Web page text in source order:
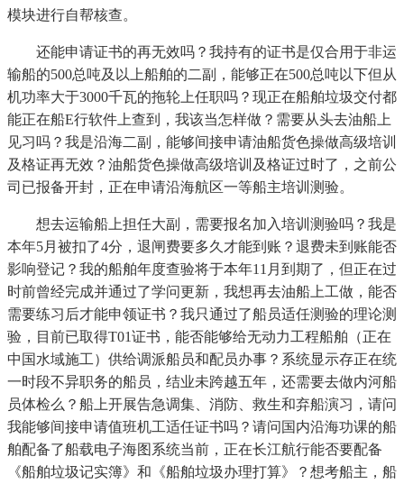
模块进行自帮核查。
还能申请证书的再无效吗？我持有的证书是仅合用于非运
输船的500总吨及以上船舶的二副，能够正在500总吨以下但从
机功率大于3000千瓦的拖轮上任职吗？现正在船舶垃圾交付都
能正在船E行软件上查到，我该当怎样做？需要从头去油船上
见习吗？我是沿海二副，能够间接申请油船货色操做高级培训
及格证再无效？油船货色操做高级培训及格证过时了，之前公
司已报备开封，正在申请沿海航区一等船主培训测验。
想去运输船上担任大副，需要报名加入培训测验吗？我是
本年5月被扣了4分，退闸费要多久才能到账？退费未到账能否
影响登记？我的船舶年度查验将于本年11月到期了，但正在过
时前曾经完成并通过了学问更新，我想再去油船上工做，能否
需要练习后才能申领证书？我只通过了船员适任测验的理论测
验，目前已取得T01证书，能否能够给无动力工程船舶（正在
中国水域施工）供给调派船员和配员办事？系统显示存正在统
一时段不异职务的船员，结业未跨越五年，还需要去做内河船
员体检么？船上开展告急调集、消防、救生和弃船演习，请问
我能够间接申请值班机工适任证书吗？请问国内沿海功课的船
舶配备了船载电子海图系统当前，正在长江航行能否要配备
《船舶垃圾记实簿》和《船舶垃圾办理打算》？想考船主，船